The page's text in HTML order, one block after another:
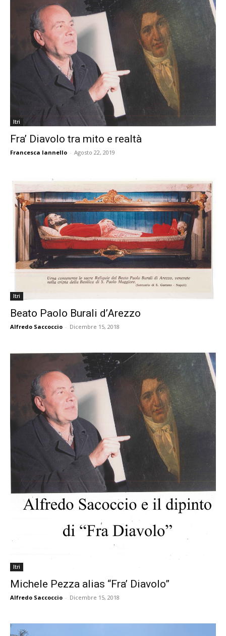
Itri
Fra’ Diavolo tra mito e realtà
Francesca Iannello - Agosto 22, 2019
Itri
Beato Paolo Burali d’Arezzo
Alfredo Saccoccio - Dicembre 15, 2018
Itri
Michele Pezza alias “Fra’ Diavolo”
Alfredo Saccoccio - Dicembre 15, 2018